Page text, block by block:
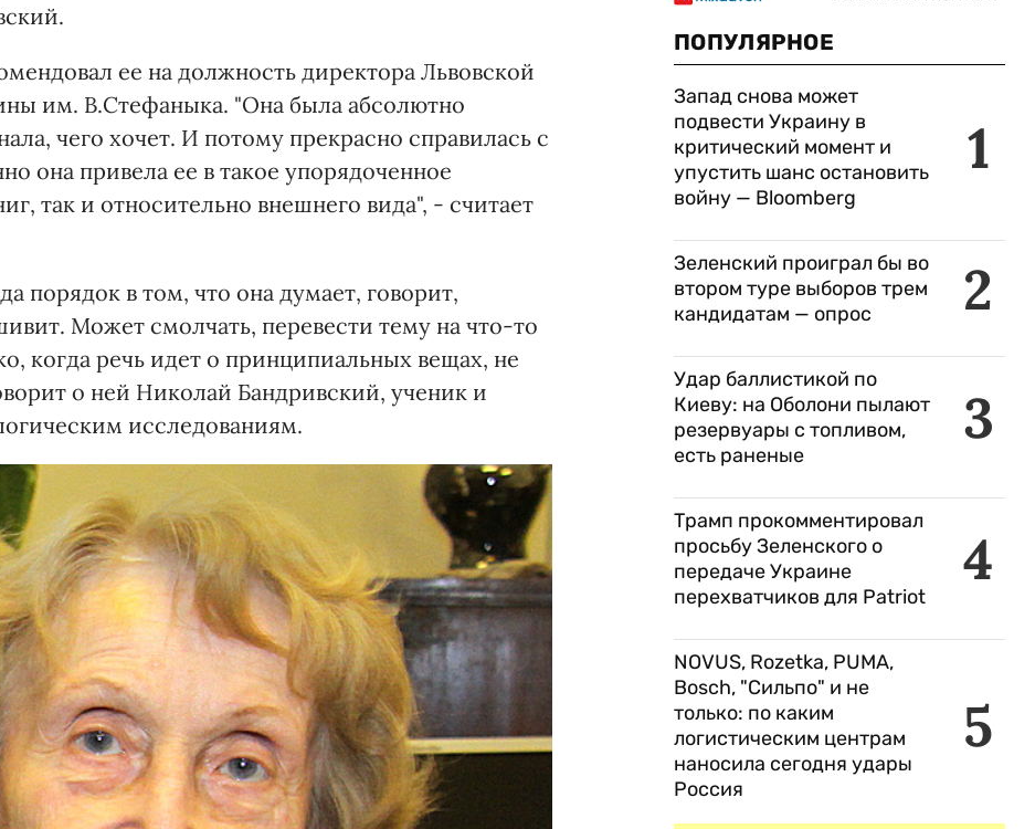
ее на должность директора Львовской
им. В.Стефаныка. "Она была абсолютно
чего хочет. И потому прекрасно справилась с
она привела ее в такое упорядоченное
так и относительно внешнего вида", - считает
порядок в том, что она думает, говорит,
Может смолчать, перевести тему на что-то
когда речь идет о принципиальных вещах, не
о ней Николай Бандривский, ученик и
исследованиям.
ПОПУЛЯРНОЕ
1
Запад снова может
подвести Украину в
критический момент и
упустить шанс остановить
войну — Bloomberg
2
Зеленский проиграл бы во
втором туре выборов трем
кандидатам — опрос
3
Удар баллистикой по
Киеву: на Оболони пылают
резервуары с топливом,
есть раненые
4
Трамп прокомментировал
просьбу Зеленского о
передаче Украине
перехватчиков для Patriot
5
NOVUS, Rozetka, PUMA,
Bosch, "Сильпо" и не
только: по каким
логистическим центрам
наносила сегодня удары
Россия